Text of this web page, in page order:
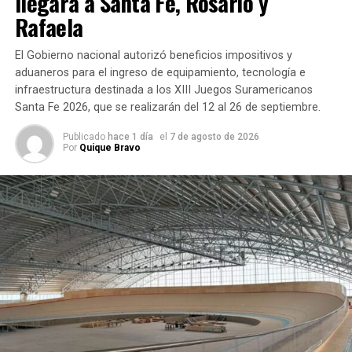
Durante la audiencia se realizó una modificación sobre la
descripción de los hechos atribuidos a
años, quien está imputada como coautora del homicidio.
Según
explicó
corrección
relacionada
con el
momento en
que se
produjo el
fallecimiento de Jeremías. El ajuste no modificó
sustancialmente la acusación, sino que precisó ese
aspecto de la investigación.
Rafaela
El Gobierno nacional autorizó beneficios impositivos y
aduaneros para el ingreso de equipamiento, tecnología e
infraestructura destinada a los XIII Juegos Suramericanos
Santa Fe 2026, que se realizarán del 12 al 26 de septiembre.
Publicado hace 1 día el 7 de agosto de 2026
Por Quique Bravo